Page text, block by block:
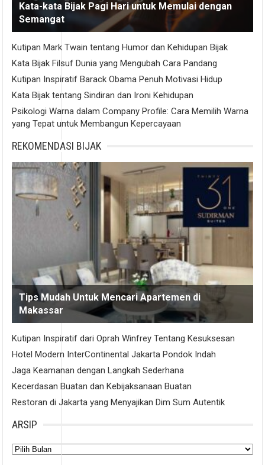
Kata-kata Bijak Pagi Hari untuk Memulai dengan
Semangat
Kutipan Mark Twain tentang Humor dan Kehidupan Bijak
Kata Bijak Filsuf Dunia yang Mengubah Cara Pandang
Kutipan Inspiratif Barack Obama Penuh Motivasi Hidup
Kata Bijak tentang Sindiran dan Ironi Kehidupan
Psikologi Warna dalam Company Profile: Cara Memilih Warna
yang Tepat untuk Membangun Kepercayaan
REKOMENDASI BIJAK
Tips Mudah Untuk Mencari Apartemen di
Makassar
Kutipan Inspiratif dari Oprah Winfrey Tentang Kesuksesan
Hotel Modern InterContinental Jakarta Pondok Indah
Jaga Keamanan dengan Langkah Sederhana
Kecerdasan Buatan dan Kebijaksanaan Buatan
Restoran di Jakarta yang Menyajikan Dim Sum Autentik
ARSIP
Arsip